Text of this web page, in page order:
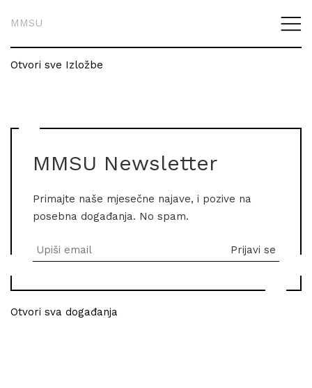
MMSU
Otvori sve Izložbe
MMSU Newsletter
Primajte naše mjesečne najave, i pozive na
posebna događanja. No spam.
Otvori sva događanja